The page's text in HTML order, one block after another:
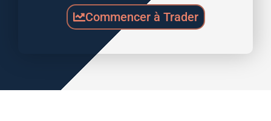
Commencer à Trader